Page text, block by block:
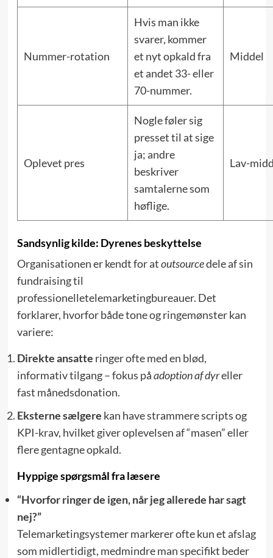
Nummer-rotation
Hvis man ikke
svarer, kommer
et nyt opkald fra
et andet 33- eller
70-nummer.
Middel
Oplevet pres
Nogle føler sig
presset til at sige
ja; andre
beskriver
samtalerne som
høflige.
Lav-
Sandsynlig kilde: Dyrenes beskyttelse
Organisationen er kendt for atoutsourcedele af sin
fundraising til
professionelletelemarketingbureauer. Det
forklarer, hvorfor både tone og ringemønster kan
variere:
Direkte ansatte ringer ofte med en blød,
informativ tilgang – fokus påadoption af dyreller
fast månedsdonation.
Eksterne sælgere kan have strammere scripts og
KPI-krav, hvilket giver oplevelsen af “masen” eller
flere gentagne opkald.
Hyppige spørgsmål fra læsere
“Hvorfor ringer de igen, når jeg allerede har sagt
nej?”
Telemarketingsystemer markerer ofte kun et afslag
som midlertidigt, medmindre man specifikt beder